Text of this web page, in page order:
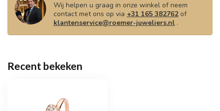
Wij helpen u graag in onze winkel of neem
contact met ons op via +31 165 382762of
klantenservice@roemer-juweliers.nl .
Recent bekeken